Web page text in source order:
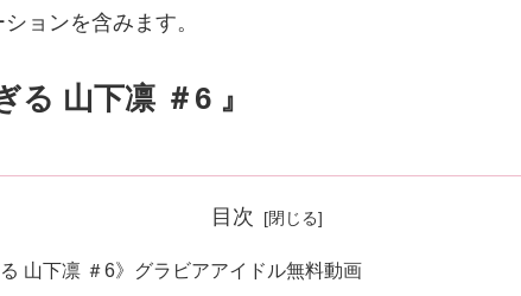
ョンを含みます。
る 山下凛 ＃6 』
目次
る 山下凛 ＃6》グラビアアイドル無料動画